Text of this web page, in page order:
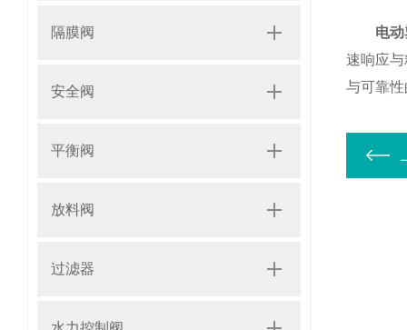
隔膜阀
安全阀
平衡阀
放料阀
过滤器
电
速响应
与可靠